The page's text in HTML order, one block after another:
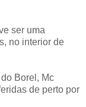
ser uma
no interior de
Borel, Mc
de perto por